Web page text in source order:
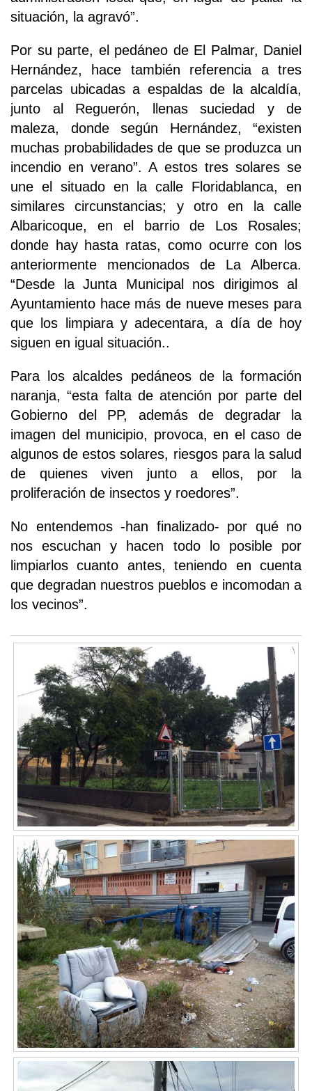
situación, la agravó”.
Por su parte, el pedáneo de El Palmar, Daniel
Hernández, hace también referencia a tres
parcelas ubicadas a espaldas de la alcaldía,
junto al Reguerón, llenas suciedad y de
maleza, donde según Hernández, “existen
muchas probabilidades de que se produzca un
incendio en verano”. A estos tres solares se
une el situado en la calle Floridablanca, en
similares circunstancias; y otro en la calle
Albaricoque, en el barrio de Los Rosales;
donde hay hasta ratas, como ocurre con los
anteriormente mencionados de La Alberca.
“Desde la Junta Municipal nos dirigimos al
Ayuntamiento hace más de nueve meses para
que los limpiara y adecentara, a día de hoy
siguen en igual situación..
Para los alcaldes pedáneos de la formación
naranja, “esta falta de atención por parte del
Gobierno del PP, además de degradar la
imagen del municipio, provoca, en el caso de
algunos de estos solares, riesgos para la salud
de quienes viven junto a ellos, por la
proliferación de insectos y roedores”.
No entendemos -han finalizado- por qué no
nos escuchan y hacen todo lo posible por
limpiarlos cuanto antes, teniendo en cuenta
que degradan nuestros pueblos e incomodan a
los vecinos”.